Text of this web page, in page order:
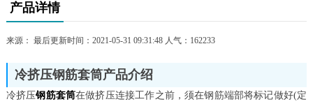
产品详情
来源： 最后更新时间：2021-05-31 09:31:48 人气： 162233
冷挤压钢筋套筒产品介绍
冷挤压钢筋套筒在做挤压连接工作之前，须在钢筋端部将标记做好(定